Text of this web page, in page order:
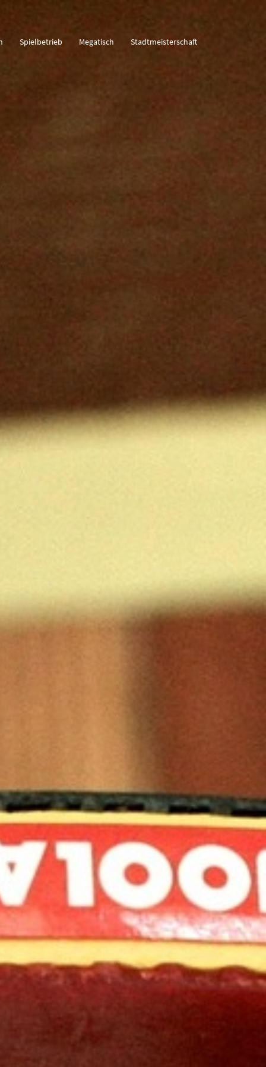
Spielbetrieb Megatisch Stadtmeisterschaft